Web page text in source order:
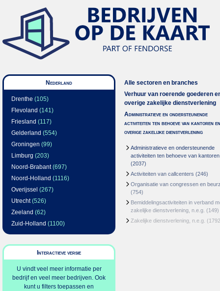
Nederland
Drenthe (105)
Flevoland (141)
Friesland (117)
Gelderland (554)
Groningen (99)
Limburg (203)
Noord-Brabant(697)
Noord-Holland (1116)
Overijssel (267)
Utrecht(526)
Zeeland (62)
Zuid-Holland (1100)
Interactieve versie
U vindt veel meer informatie per
bedrijf en veel meer bedrijven. Ook
kunt u filters toepassen en
Alle sectoren en branches
Verhuur van roerende goederen
overige zakelijke dienstverlening
Administratieve en ondersteunende
activiteiten ten behoeve van kantoren en
overige zakelijke dienstverlening
Administratieve en ondersteunende
activiteiten ten behoeve van kantoren
(2037)
Activiteiten van callcenters (246)
Organisatie van congressen en
(754)
Bemiddelingsactiviteiten in verband
zakelijke dienstverlening, n.e.g. (149)
Zakelijke dienstverlening, n.e.g.